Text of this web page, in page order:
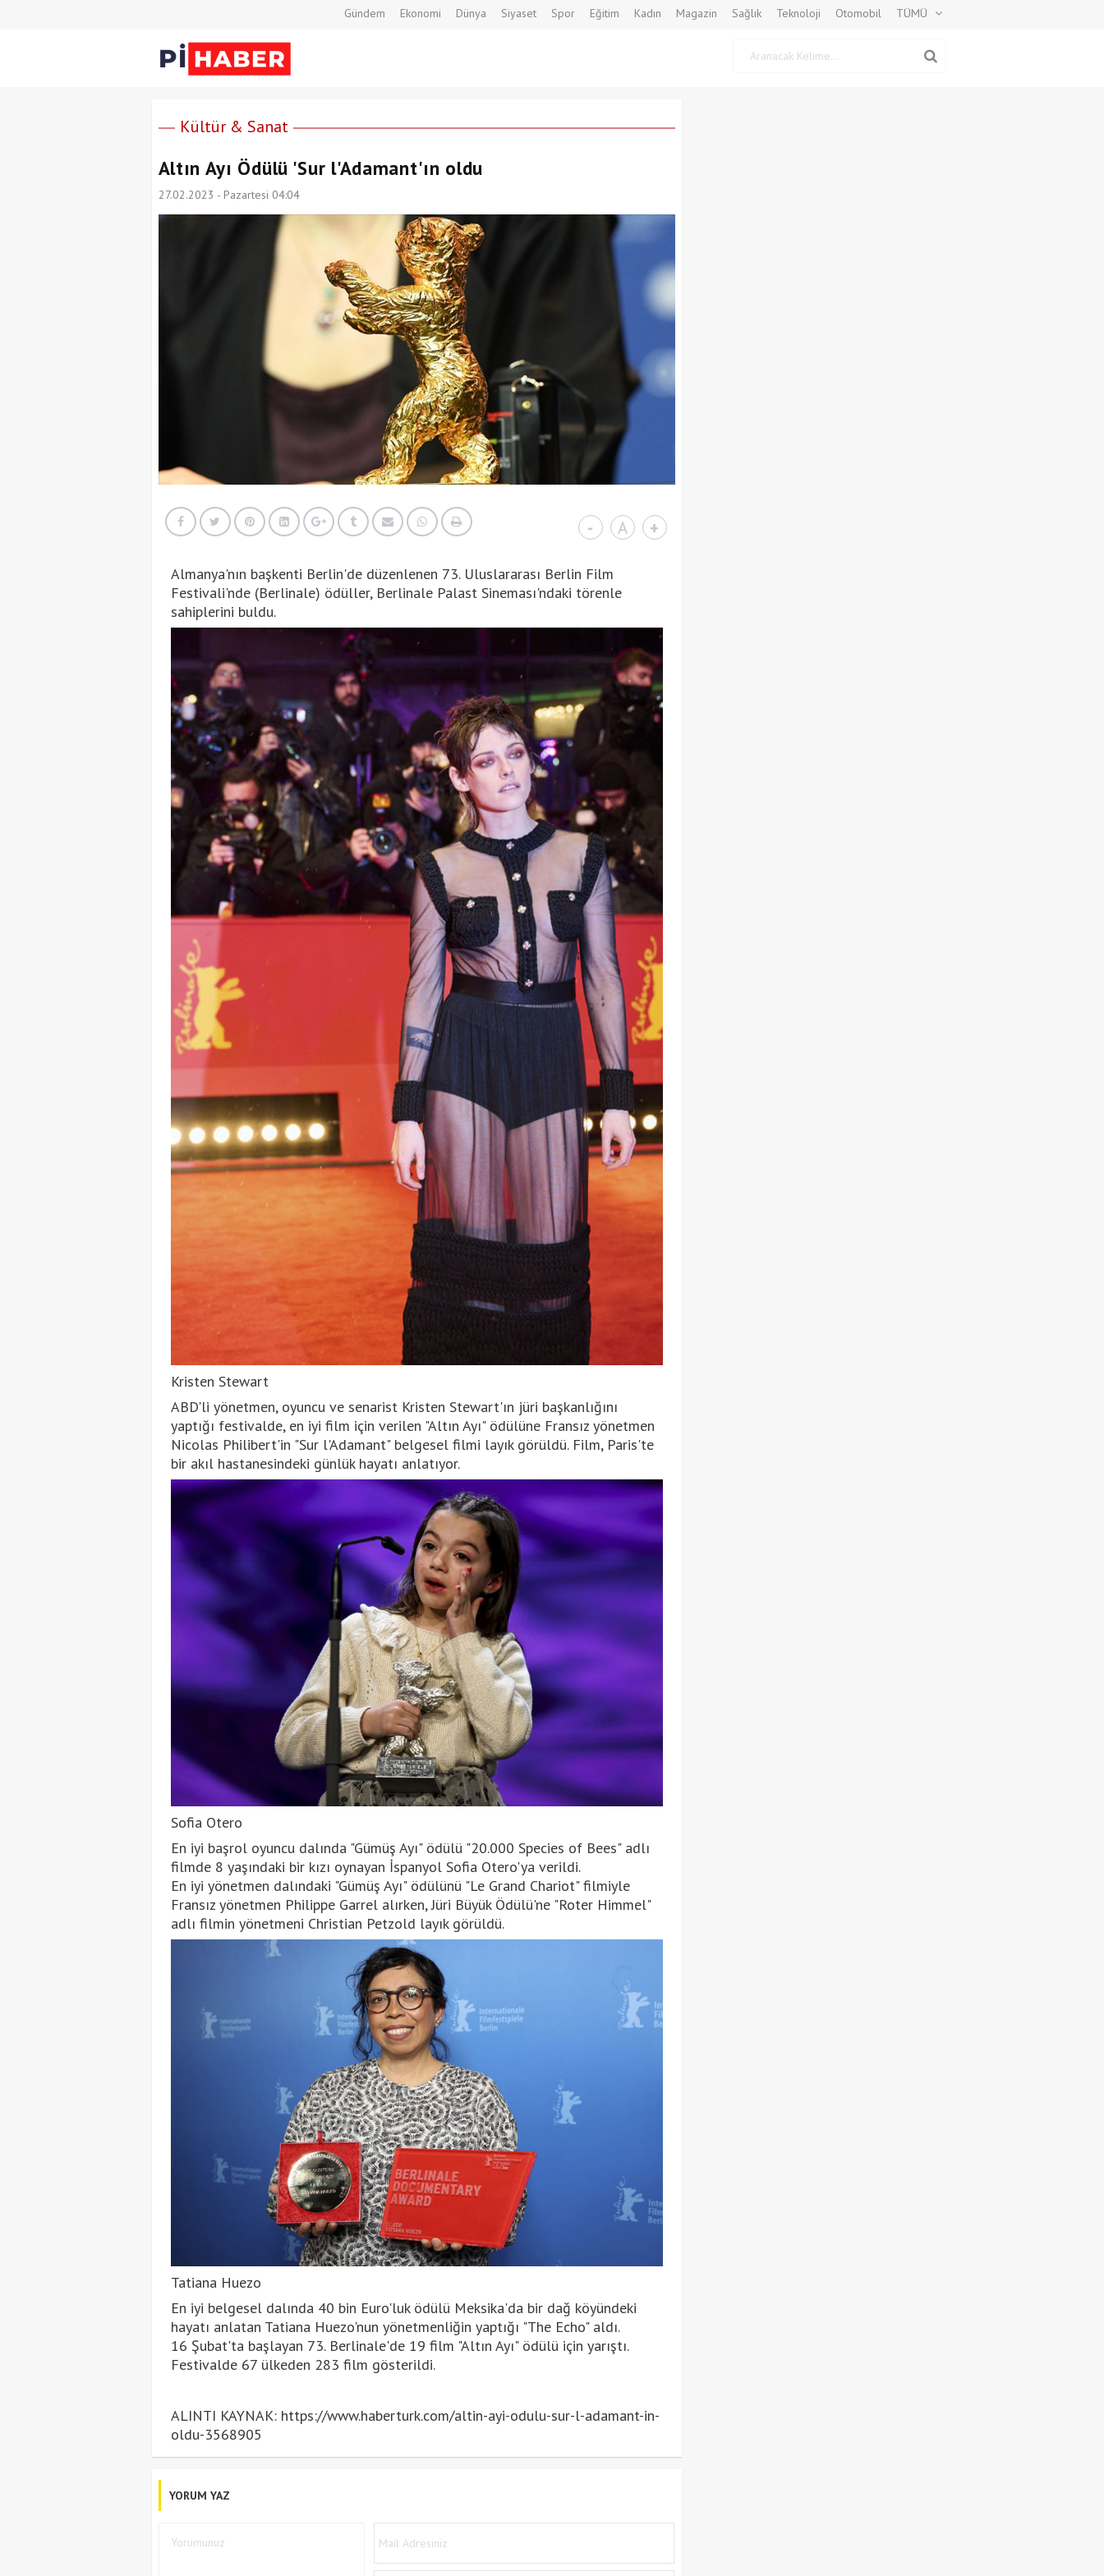
Gündem Ekonomi Dünya Siyaset Spor Eğitim Kadın Magazin Sağlık Teknoloji Otomobil TÜMÜ
Kültür & Sanat
Altın Ayı Ödülü 'Sur l'Adamant'ın oldu
27.02.2023 - Pazartesi 04:04
- A +
Almanya'nın başkenti Berlin'de düzenlenen 73. Uluslararası Berlin Film
Festivali'nde (Berlinale) ödüller, Berlinale Palast Sineması'ndaki törenle
sahiplerini buldu.
Kristen Stewart
ABD'li yönetmen, oyuncu ve senarist Kristen Stewart'ın jüri başkanlığını
yaptığı festivalde, en iyi film için verilen "Altın Ayı" ödülüne Fransız yönetmen
Nicolas Philibert'in "Sur l'Adamant" belgesel filmi layık görüldü. Film, Paris'te
bir akıl hastanesindeki günlük hayatı anlatıyor.
Sofia Otero
En iyi başrol oyuncu dalında "Gümüş Ayı" ödülü "20.000 Species of Bees" adlı
filmde 8 yaşındaki bir kızı oynayan İspanyol Sofia Otero'ya verildi.
En iyi yönetmen dalındaki "Gümüş Ayı" ödülünü "Le Grand Chariot" filmiyle
Fransız yönetmen Philippe Garrel alırken, Jüri Büyük Ödülü'ne "Roter Himmel"
adlı filmin yönetmeni Christian Petzold layık görüldü.
Tatiana Huezo
En iyi belgesel dalında 40 bin Euro'luk ödülü Meksika'da bir dağ köyündeki
hayatı anlatan Tatiana Huezo'nun yönetmenliğin yaptığı "The Echo" aldı.
16 Şubat'ta başlayan 73. Berlinale'de 19 film "Altın Ayı" ödülü için yarıştı.
Festivalde 67 ülkeden 283 film gösterildi.
ALINTI KAYNAK: https://www.haberturk.com/altin-ayi-odulu-sur-l-adamant-in-
oldu-3568905
YORUM YAZ